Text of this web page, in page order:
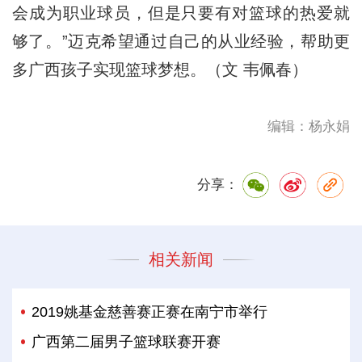
会成为职业球员，但是只要有对篮球的热爱就
够了。”迈克希望通过自己的从业经验，帮助更
多广西孩子实现篮球梦想。（文 韦佩春）
编辑：杨永娟
分享：
相关新闻
2019姚基金慈善赛正赛在南宁市举行
广西第二届男子篮球联赛开赛